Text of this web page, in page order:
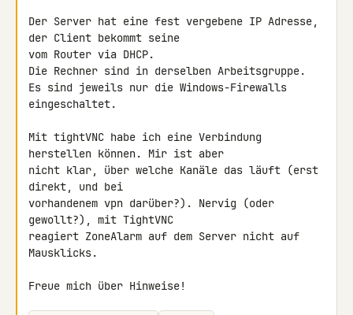
Der Server hat eine fest vergebene IP Adresse,
der Client bekommt seine
vom Router via DHCP.
Die Rechner sind in derselben Arbeitsgruppe.
Es sind jeweils nur die Windows-Firewalls
eingeschaltet.
Mit tightVNC habe ich eine Verbindung
herstellen können. Mir ist aber
nicht klar, über welche Kanäle das läuft (erst
direkt, und bei
vorhandenem vpn darüber?). Nervig (oder
gewollt?), mit TightVNC
reagiert ZoneAlarm auf dem Server nicht auf
Mausklicks.
Freue mich über Hinweise!